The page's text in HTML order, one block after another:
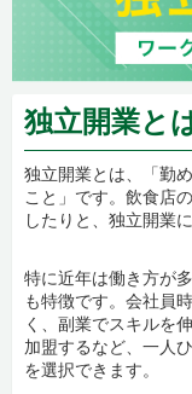
独立開業と
独立開業とは、「勤
こと」です。飲食店
したりと、独立開業
特に近年は働き方が
も特徴です。会社員
く、副業でスキルを
加盟するなど、一人
を選択できます。